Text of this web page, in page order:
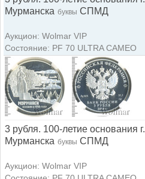
Мурманска буквы СПМД
Аукцион: Wolmar VIP
Состояние: PF 70 ULTRA CAMEO
3 рубля. 100-летие основания г.
Мурманска буквы СПМД
Аукцион: Wolmar VIP